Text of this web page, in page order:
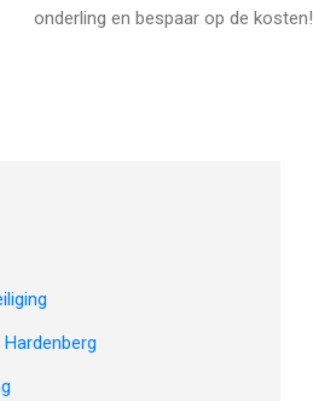
onderling en bespaar op de kosten!